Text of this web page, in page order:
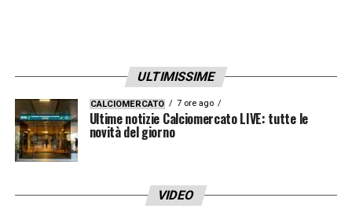
ULTIMISSIME
CALCIOMERCATO 7 ore ago
Ultime notizie Calciomercato LIVE: tutte le
novità del giorno
VIDEO